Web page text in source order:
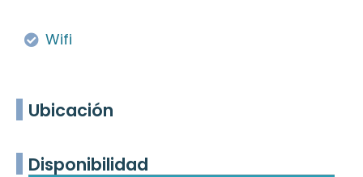
Wifi
Ubicación
Disponibilidad